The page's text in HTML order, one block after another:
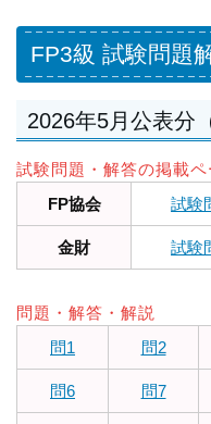
FP3級 試験問題
2026年5月公表分
試験問題・解答の掲載ペ
FP協会
試験
金財 試験
問題・解答・解説
問1
問2
問6 問7